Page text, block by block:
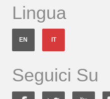
Lingua
EN IT
Seguici Su